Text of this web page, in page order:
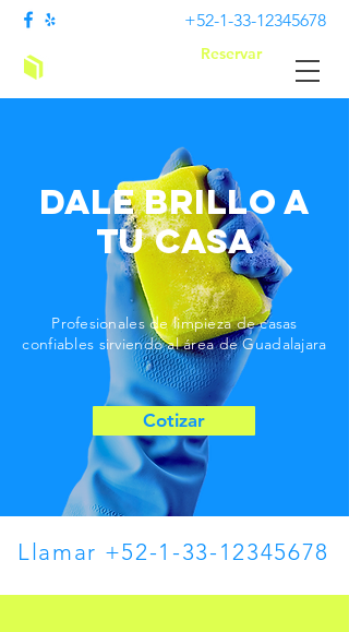
+52-1-33-12345678
Reservar
DALE BRILLO A
TU CASA
Profesionales de limpieza de casas
confiables sirviendo al área de Guadalajara
Cotizar
Llamar +52-1-33-12345678